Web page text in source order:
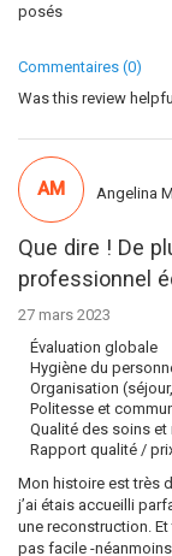
posés
Commentaires (0)
Was this review
Que dire ! De
professionnel
27 mars 2023
Évaluation globale
Hygiène du
Organisation
Politesse et
Qualité des soins
Rapport qualité /
Mon histoire est très
j’ai étais accueilli
une reconstruction.
pas facile -
AM Angelina